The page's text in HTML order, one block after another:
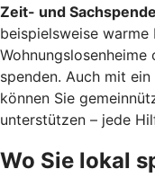
Zeit- und
beispielsweise warme
spenden. Auch mit
können Sie
unterstützen – jede
Wo Sie lokal